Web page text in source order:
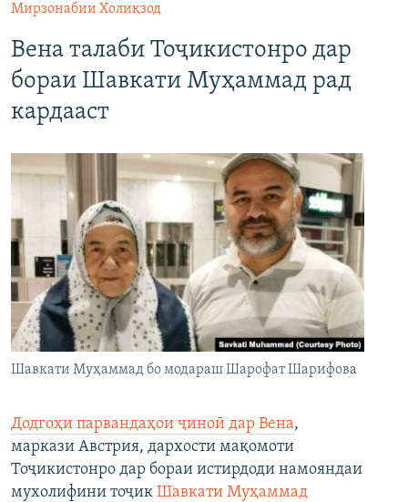
Мирзонабии Холиқзод
Вена талаби Тоҷикистонро дар
бораи Шавкати Муҳаммад рад
кардааст
Шавкати Муҳаммад бо модараш Шарофат Шарифова
Додгоҳи парвандаҳои ҷиноӣ дар Вена,
маркази Австрия, дархости мақомоти
Тоҷикистонро дар бораи истирдоди намояндаи
мухолифини тоҷик Шавкати Муҳаммад